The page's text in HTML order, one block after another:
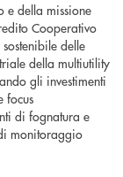
e della missione
Cooperativo
delle
della multiutility
gli investimenti
focus
di fognatura e
monitoraggio